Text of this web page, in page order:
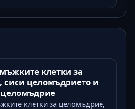
клетки за
сиси целомъдрието и
целомъдрие
клетки за целомъдрие,